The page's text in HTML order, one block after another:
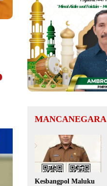
MANCANEGARA
Kesbangpol Maluku